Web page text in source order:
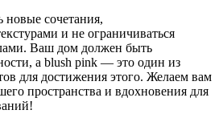
новые сочетания,
и не ограничиваться
Ваш дом должен быть
а blush pink — это один из
для достижения этого. Желаем вам
пространства и вдохновения для